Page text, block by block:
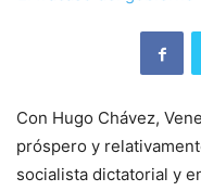
Con Hugo Chávez,
próspero y
socialista dictatorial y